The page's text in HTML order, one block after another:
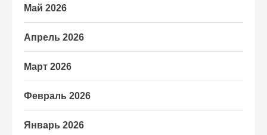
Май 2026
Апрель 2026
Март 2026
Февраль 2026
Январь 2026